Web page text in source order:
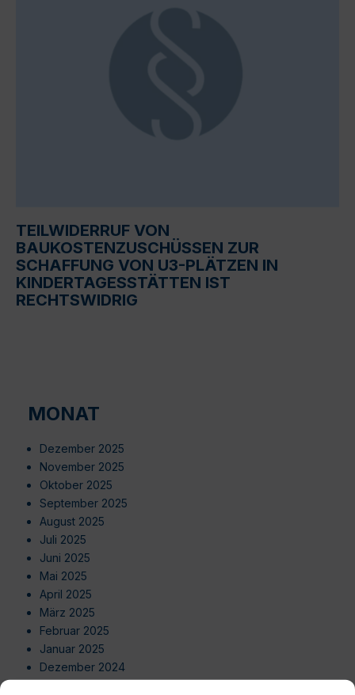
TEILWIDERRUF VON
BAUKOSTENZUSCHÜSSEN ZUR
SCHAFFUNG VON U3-PLÄTZEN IN
KINDERTAGESSTÄTTEN IST
RECHTSWIDRIG
MONAT
Dezember 2025
November 2025
Oktober 2025
September 2025
August 2025
Juli 2025
Juni 2025
Mai 2025
April 2025
März 2025
Februar 2025
Januar 2025
Dezember 2024